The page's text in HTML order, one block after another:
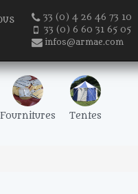
33 (0) 4 26 46 73 10
33 (0) 6 60 31 65 05
infos@armae.com
Fournitures Tentes